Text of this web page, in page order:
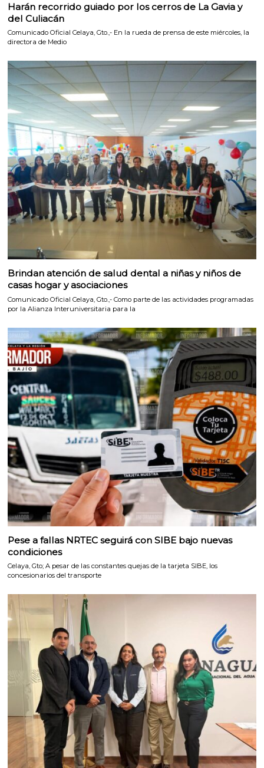
Harán recorrido guiado por los cerros de La Gavia y
del Culiacán
Comunicado Oficial Celaya, Gto.,- En la rueda de prensa de este miércoles, la
directora de Medio
Brindan atención de salud dental a niñas y niños de
casas hogar y asociaciones
Comunicado Oficial Celaya, Gto.,- Como parte de las actividades programadas
por la Alianza Interuniversitaria para la
Pese a fallas NRTEC seguirá con SIBE bajo nuevas
condiciones
Celaya, Gto; A pesar de las constantes quejas de la tarjeta SIBE, los
concesionarios del transporte